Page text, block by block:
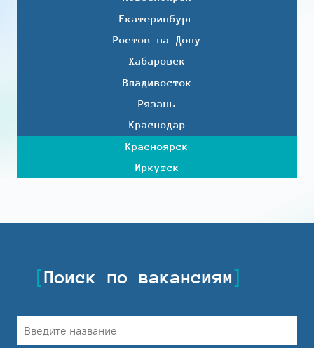
Екатеринбург
Ростов-на-Дону
Хабаровск
Владивосток
Рязань
Краснодар
Красноярск
Иркутск
Поиск по вакансиям